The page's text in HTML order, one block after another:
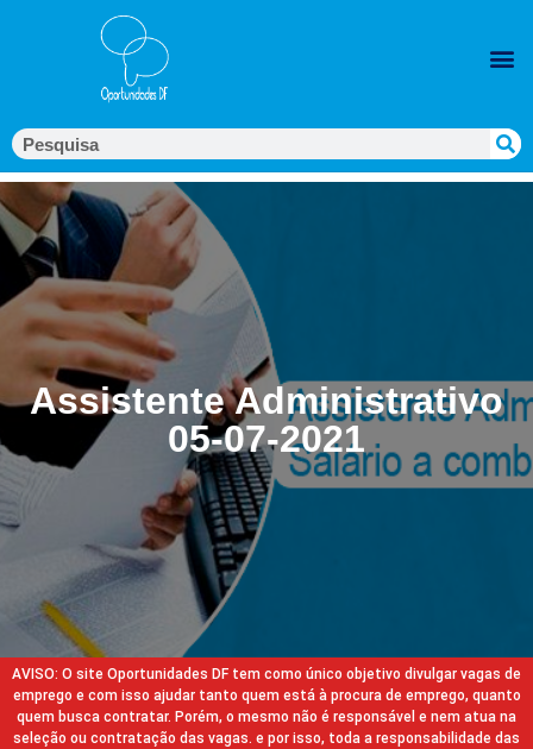
Assistente Administrativo
05-07-2021
AVISO: O site Oportunidades DF tem como único objetivo divulgar vagas de
emprego e com isso ajudar tanto quem está à procura de emprego, quanto
quem busca contratar. Porém, o mesmo não é responsável e nem atua na
seleção ou contratação das vagas. e por isso, toda a responsabilidade das